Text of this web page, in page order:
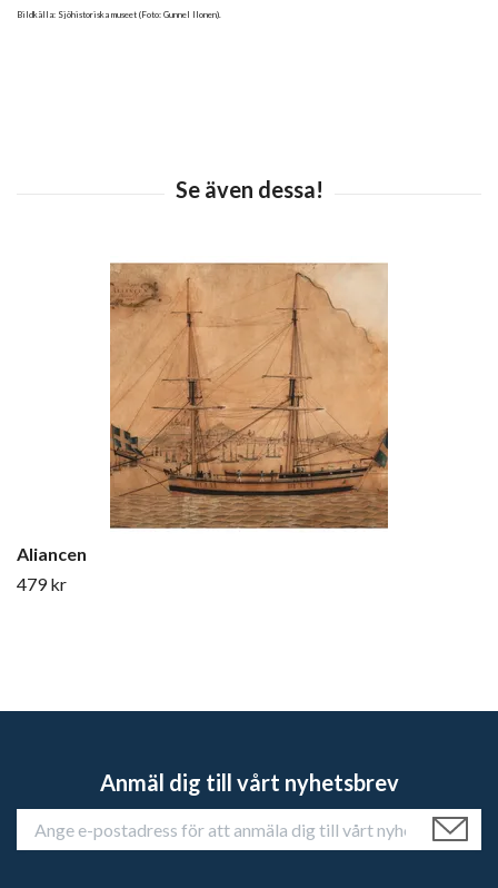
Bildkälla: Sjöhistoriska museet (Foto: Gunnel Ilonen).
Aliancen
479 kr
Anmäl dig till vårt nyhetsbrev